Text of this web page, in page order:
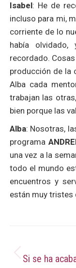
Isabel: He de
incluso para mi,
corriente de lo
había
recordado.
producción de la
Alba cada
trabajan las
bien porque las
Alba: Nosotras,
programa
una vez a la
todo el mundo
encuentros y
están muy tristes
entre
Si se ha